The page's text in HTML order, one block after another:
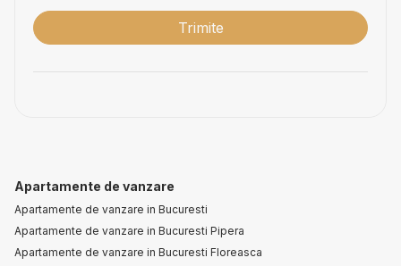
Apartamente de vanzare
Apartamente de vanzare in Bucuresti
Apartamente de vanzare in Bucuresti Pipera
Apartamente de vanzare in Bucuresti Floreasca